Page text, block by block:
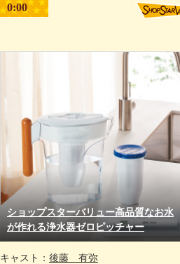
0:00
ショップスターバリュー高品質なお水
が作れる浄水器ゼロピッチャー
キャスト： 後藤 有弥